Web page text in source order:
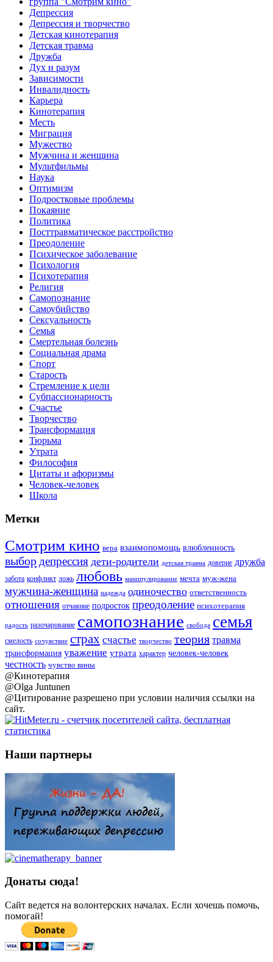
Депрессия
Депрессия и творчество
Детская кинотерапия
Детская травма
Дружба
Дух и разум
Зависимости
Инвалидность
Карьера
Кинотерапия
Месть
Миграция
Мужество
Мужчина и женщина
Мультфильмы
Наука
Оптимизм
Подростковые проблемы
Покаяние
Политика
Посттравматическое расстройство
Преодоление
Психическое заболевание
Психология
Психотерапия
Религия
Самопознание
Самоубийство
Сексуальность
Семья
Смертельная болезнь
Социальная драма
Спорт
Старость
Стремление к цели
Субпассионарность
Счастье
Творчество
Трансформация
Тюрьма
Утрата
Философия
Цитаты и афоризмы
Человек-человек
Школа
Метки
Смотрим кино вера взаимопомощь влюбленность
выбор депрессия дети-родители детская травма доверие дружба
забота конфликт ложь любовь манипулирование мечта муж-жена
мужчина-женщина надежда одиночество ответственность
отношения отчаяние подросток преодоление психотерапия
радость разочарование самопознание свобода семья
смелость сочувствие страх счастье творчество теория травма
трансформация уважение утрата характер человек-человек
честность чувство вины
@Кинотерапия
@Olga Juntunen
@Цитирование разрешено при условии наличия ссылки на
сайт.
Наши партнеры
Донаты сюда!
Сайт ведется на волонтерских началах. Если хочешь помочь,
помогай!